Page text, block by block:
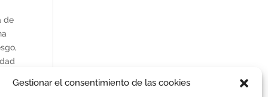
Gestionar el consentimiento de las cookies
de